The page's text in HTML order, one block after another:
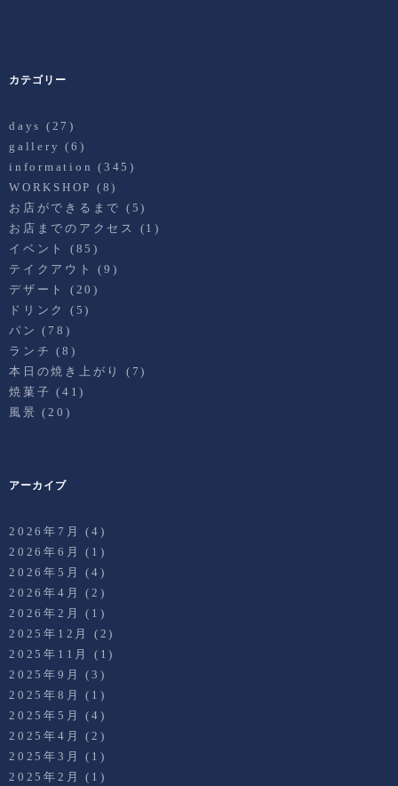
カテゴリー
days (27)
gallery (6)
information (345)
WORKSHOP (8)
お店ができるまで (5)
お店までのアクセス
(1)
イベント
(85)
テイクアウト
(9)
デザート
(20)
ドリンク
(5)
パン (78)
ランチ (8)
本日の焼き上がり
(7)
焼菓子 (41)
風景 (20)
アーカイブ
2026年7月
(4)
2026年6月
(1)
2026年5月
(4)
2026年4月
(2)
2026年2月
(1)
2025年12月
(2)
2025年11月
(1)
2025年9月
(3)
2025年8月
(1)
2025年5月
(4)
2025年4月
(2)
2025年3月
(1)
2025年2月
(1)